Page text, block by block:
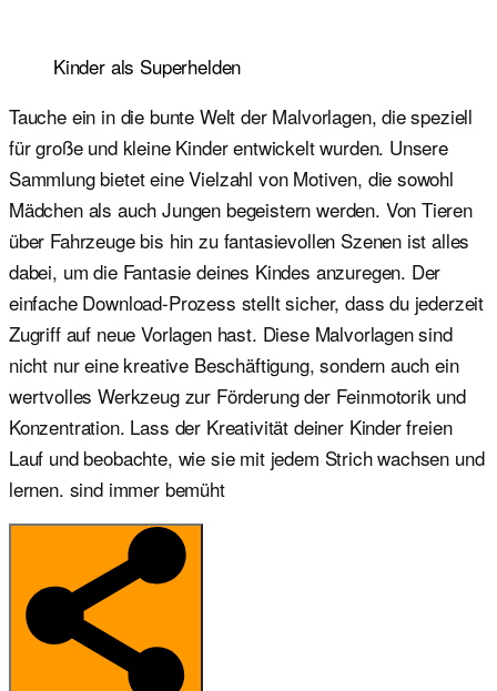
Kinder als Superhelden
Tauche ein in die bunte Welt der Malvorlagen, die speziell
für große und kleine Kinder entwickelt wurden. Unsere
Sammlung bietet eine Vielzahl von Motiven, die sowohl
Mädchen als auch Jungen begeistern werden. Von Tieren
über Fahrzeuge bis hin zu fantasievollen Szenen ist alles
dabei, um die Fantasie deines Kindes anzuregen. Der
einfache Download-Prozess stellt sicher, dass du jederzeit
Zugriff auf neue Vorlagen hast. Diese Malvorlagen sind
nicht nur eine kreative Beschäftigung, sondern auch ein
wertvolles Werkzeug zur Förderung der Feinmotorik und
Konzentration. Lass der Kreativität deiner Kinder freien
Lauf und beobachte, wie sie mit jedem Strich wachsen und
lernen. sind immer bemüht